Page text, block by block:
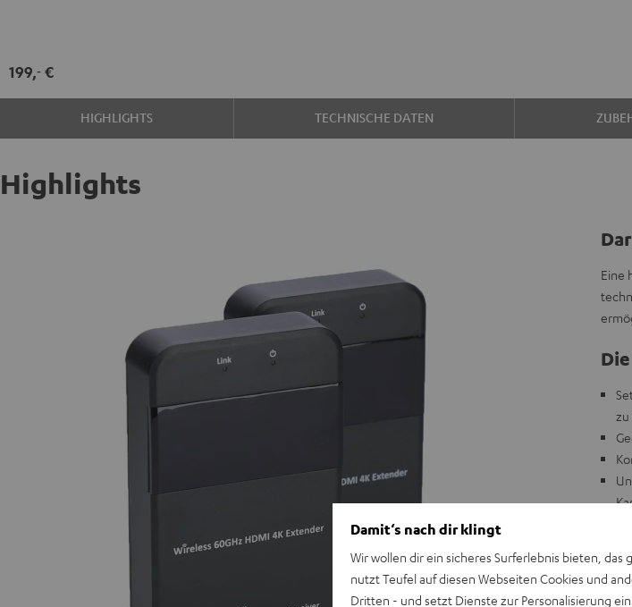
199,‐ €
HIGHLIGHTS TECHNISCHE DATEN
Highlights
Eine
zu
Damit‘s nach dir klingt
Wir wollen dir ein sicheres Surferlebnis bieten, das
nutzt Teufel auf diesen Webseiten Cookies und
Dritten - und setzt Dienste zur Personalisierung ein.